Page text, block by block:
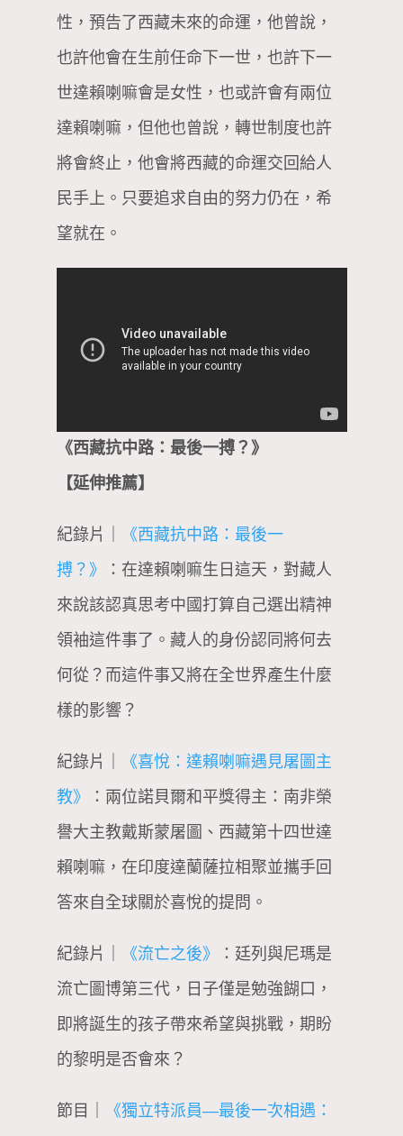
性，預告了西藏未來的命運，他曾說，
也許他會在生前任命下一世，也許下一
世達賴喇嘛會是女性，也或許會有兩位
達賴喇嘛，但他也曾說，轉世制度也許
將會終止，他會將西藏的命運交回給人
民手上。只要追求自由的努力仍在，希
望就在。
《西藏抗中路：最後一搏？》
【延伸推薦】
紀錄片｜
《西藏抗中路：最後一
搏？》
：在達賴喇嘛生日這天，對藏人
來說該認真思考中國打算自己選出精神
領袖這件事了。藏人的身份認同將何去
何從？而這件事又將在全世界產生什麼
樣的影響？
紀錄片｜
《喜悅：達賴喇嘛遇見屠圖主
教》
：兩位諾貝爾和平獎得主：南非榮
譽大主教戴斯蒙屠圖、西藏第十四世達
賴喇嘛，在印度達蘭薩拉相聚並攜手回
答來自全球關於喜悅的提問。
紀錄片｜ 《流亡之後》
：廷列與尼瑪是
流亡圖博第三代，日子僅是勉強餬口，
即將誕生的孩子帶來希望與挑戰，期盼
的黎明是否會來？
節目｜
《獨立特派員—最後一次相遇：